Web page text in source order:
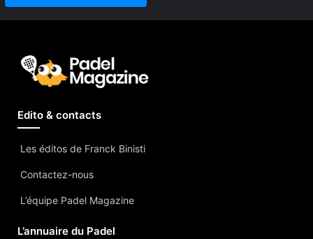
Edito & contacts
Les éditos de Franck Binisti
Contactez-nous
L’équipe Padel Magazine
L’annuaire du Padel